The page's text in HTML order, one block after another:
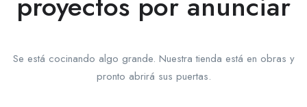
Se está cocinando algo grande. Nuestra tienda está en obras y
pronto abrirá sus puertas.